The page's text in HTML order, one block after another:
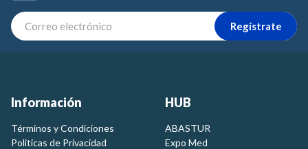
Regístrate
Información
Términos y Condiciones
Politicas de Privacidad
HUB
ABASTUR
Expo Med